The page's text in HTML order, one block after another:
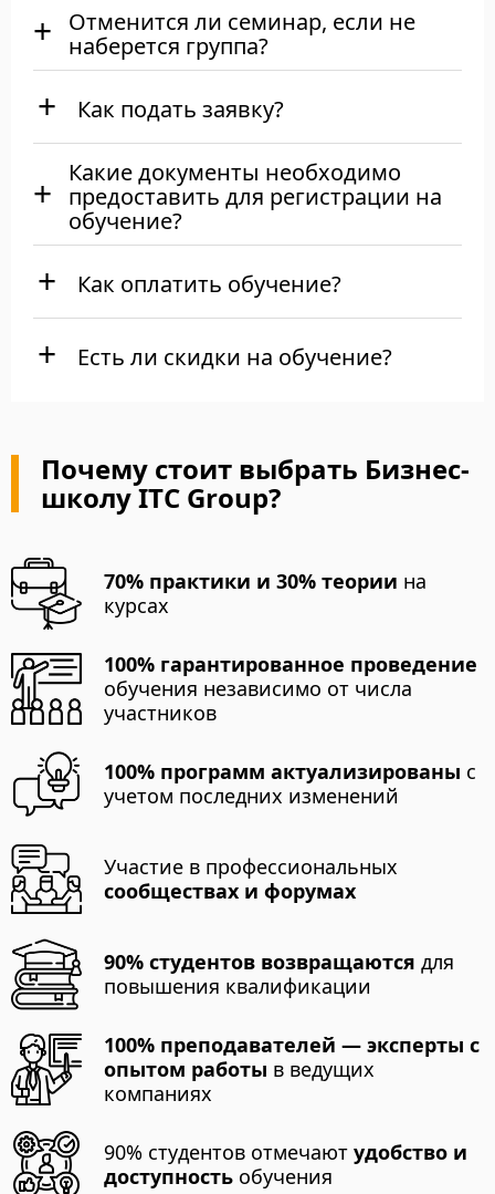
Отменится ли семинар, если не
наберется группа?
Как подать заявку?
Какие документы необходимо
предоставить для регистрации на
обучение?
Как оплатить обучение?
Есть ли скидки на обучение?
Почему стоит выбрать Бизнес-
школу ITC Group?
70% практики и 30% теории на
курсах
100% гарантированное проведение
обучения независимо от числа
участников
100% программ актуализированы с
учетом последних изменений
Участие в профессиональных
сообществах и форумах
90% студентов возвращаются для
повышения квалификации
100% преподавателей — эксперты с
опытом работы в ведущих
компаниях
90% студентов отмечаютудобство и
доступность обучения